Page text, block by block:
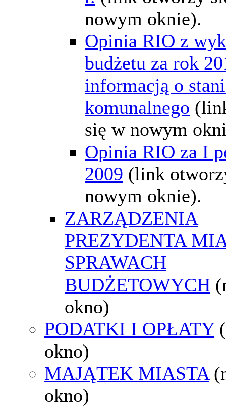
nowym oknie).
Opinia RIO z
budżetu za rok
informacją o
komunalnego
się w nowym
Opinia RIO za I
2009 (link
nowym oknie).
ZARZĄDZENIA
PREZYDENTA
SPRAWACH
BUDŻETOWYCH
okno)
PODATKI I OPŁATY
okno)
MAJĄTEK MIASTA
okno)